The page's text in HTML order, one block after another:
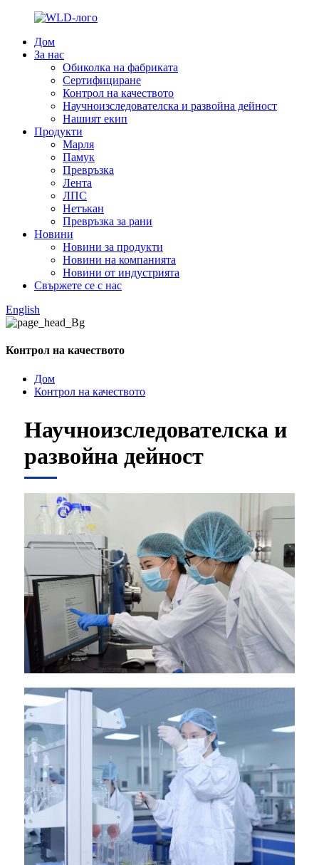
Дом
За нас
Обиколка на фабриката
Сертифициране
Контрол на качеството
Научноизследователска и развойна дейност
Нашият екип
Продукти
Марля
Памук
Превръзка
Лента
ЛПС
Нетъкан
Превръзка за рани
Новини
Новини за продукти
Новини на компанията
Новини от индустрията
Свържете се с нас
English
Контрол на качеството
Дом
Контрол на качеството
Научноизследователска и
развойна дейност